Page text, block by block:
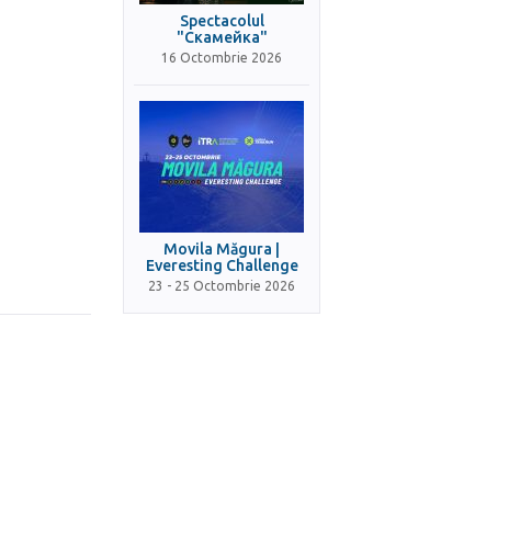
Spectacolul
"Скамейка"
16 Octombrie 2026
Movila Măgura |
Everesting Challenge
23 - 25 Octombrie 2026